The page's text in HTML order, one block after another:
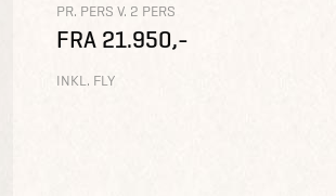
PR. PERS V. 2 PERS
FRA 21.950,-
INKL. FLY